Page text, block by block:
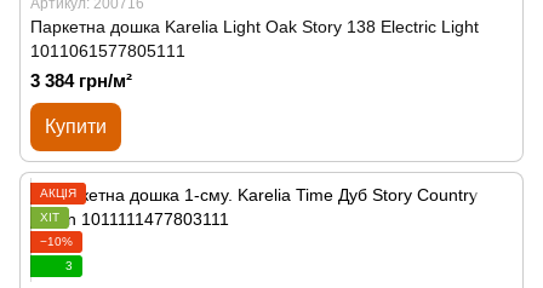
Артикул: 200716
Паркетна дошка Karelia Light Oak Story 138 Electric Light
1011061577805111
3 384 грн/м²
Купити
АКЦІЯ
ХІТ
−10%
3